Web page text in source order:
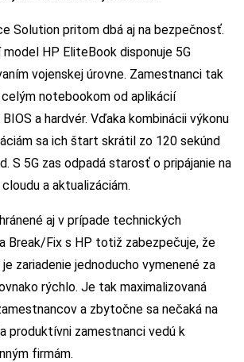
Solution pritom dbá aj na bezpečnosť.
model HP EliteBook disponuje 5G
vojenskej úrovne. Zamestnanci tak
notebookom od aplikácií
a hardvér. Vďaka kombinácii výkonu
sa ich štart skrátil zo 120 sekúnd
S 5G zas odpadá starosť o pripájanie na
a aktualizáciám.
aj v prípade technických
Break/Fix s HP totiž zabezpečuje, že
zariadenie jednoducho vymenené za
rýchlo. Je tak maximalizovaná
a zbytočne sa nečaká na
produktívni zamestnanci vedú k
firmám.